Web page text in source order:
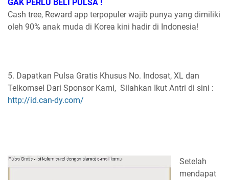
GAK PERLU BELI PULSA !
Cash tree, Reward app terpopuler wajib punya yang dimiliki
oleh 90% anak muda di Korea kini hadir di Indonesia!
5. Dapatkan Pulsa Gratis Khusus No. Indosat, XL dan
Telkomsel Dari Sponsor Kami, Silahkan Ikut Antri di sini :
http://id.can-dy.com/
Setelah
mendapat